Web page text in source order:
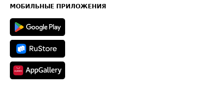
Техническая информация
МОБИЛЬНЫЕ ПРИЛОЖЕНИЯ